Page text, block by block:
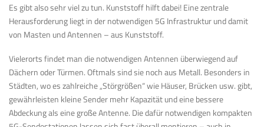
Es gibt also sehr viel zu tun. Kunststoff hilft dabei! Eine zentrale
Herausforderung liegt in der notwendigen 5G Infrastruktur und damit
von Masten und Antennen – aus Kunststoff.
Vielerorts findet man die notwendigen Antennen überwiegend auf
Dächern oder Türmen. Oftmals sind sie noch aus Metall. Besonders in
Städten, wo es zahlreiche „Störgrößen“ wie Häuser, Brücken usw. gibt,
gewährleisten kleine Sender mehr Kapazität und eine bessere
Abdeckung als eine große Antenne. Die dafür notwendigen kompakten